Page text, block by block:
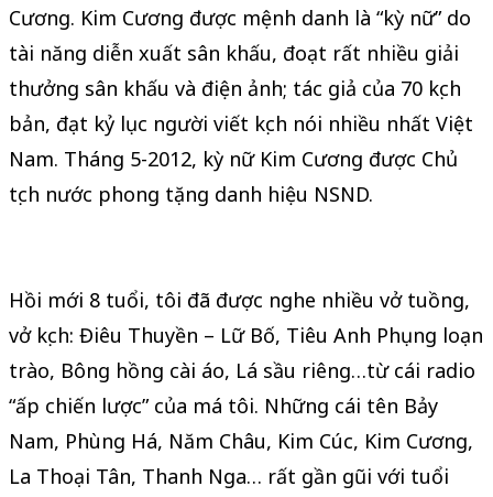
Cương. Kim Cương được mệnh danh là “kỳ nữ” do
tài năng diễn xuất sân khấu, đoạt rất nhiều giải
thưởng sân khấu và điện ảnh; tác giả của 70 kịch
bản, đạt kỷ lục người viết kịch nói nhiều nhất Việt
Nam. Tháng 5-2012, kỳ nữ Kim Cương được Chủ
tịch nước phong tặng danh hiệu NSND.
Hồi mới 8 tuổi, tôi đã được nghe nhiều vở tuồng,
vở kịch: Điêu Thuyền – Lữ Bố, Tiêu Anh Phụng loạn
trào, Bông hồng cài áo, Lá sầu riêng…từ cái radio
“ấp chiến lược” của má tôi. Những cái tên Bảy
Nam, Phùng Há, Năm Châu, Kim Cúc, Kim Cương,
La Thoại Tân, Thanh Nga… rất gần gũi với tuổi